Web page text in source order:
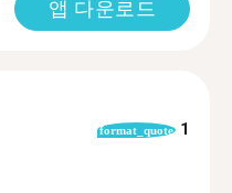
앱 다운로드
format_quote 1